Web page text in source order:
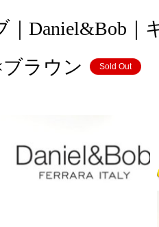
｜Daniel&Bob｜
ラウン
Sold Out